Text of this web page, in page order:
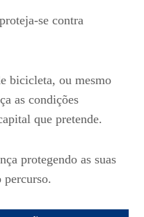
se contra
bicicleta, ou mesmo
as condições
que pretende.
protegendo as suas
percurso.